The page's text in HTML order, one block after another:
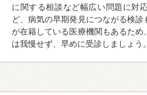
に関する相談など幅広い問題に対
ど、病気の早期発見につながる検
が在籍している医療機関もあるため
は我慢せず、早めに受診しましょう。